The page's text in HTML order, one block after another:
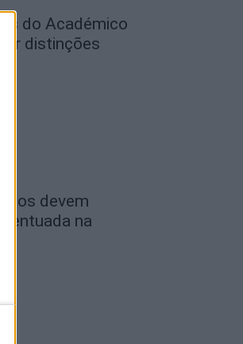
do Académico
distinções
devem
na